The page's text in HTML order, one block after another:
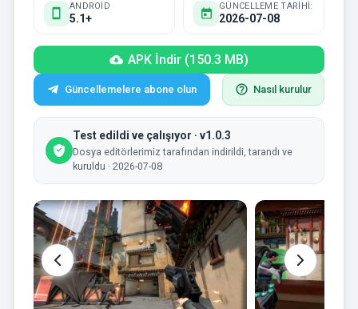
ANDROID
5.1+
GÜNCELLEME TARIHI:
2026-07-08
APK İndir (150.3 MB)
Güncellemelere abone olun Nasıl kurulur
Test edildi ve çalışıyor · v1.0.3
Dosya editörlerimiz tarafından indirildi, tarandı ve
kuruldu · 2026-07-08